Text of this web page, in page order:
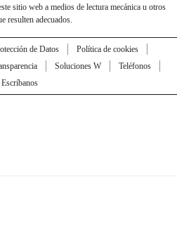
sitio web a medios de lectura mecánica u otros
resulten adecuados.
de Datos
Política de cookies
Soluciones W
Teléfonos
Escríbanos